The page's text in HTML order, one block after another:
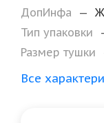
ДопИнфа
—
Тип упаковки
Размер тушки
Все